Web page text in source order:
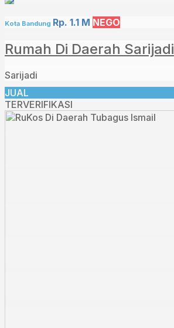
Kota Bandung Rp. 1.1 M NEGO
Rumah Di Daerah Sarijadi
Sarijadi
JUAL
TERVERIFIKASI